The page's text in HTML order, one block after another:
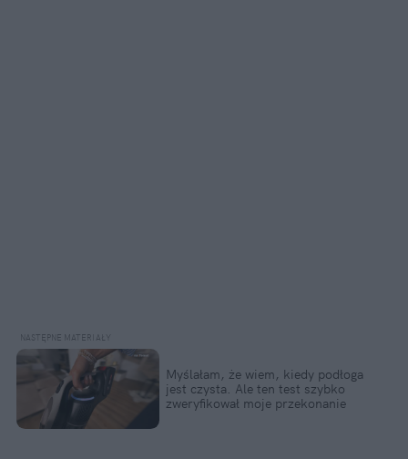
Myślałam, że wiem, kiedy podłoga
jest czysta. Ale ten test szybko
zweryfikował moje przekonanie